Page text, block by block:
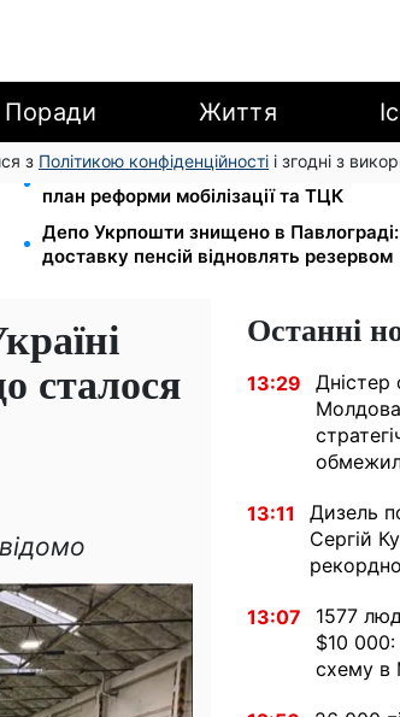
Поради Життя
з Політикою конфіденційності і згодні з
200+ тисяч у СЗЧ, мільйони в
план реформи мобілізації та ТЦК
Депо Укрпошти знищено в
доставку пенсій відновлять резервом
сталося
Останні
13:29
Дністер
13:11
Дизель
Сергій
13:07
1577
$10
схему в